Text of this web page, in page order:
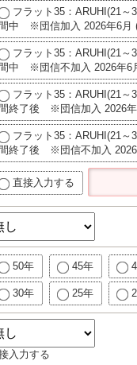
フラット35：ARUHI(21～
間中 ※団信加入 2026年6月
フラット35：ARUHI(21～
間中 ※団信不加入 2026年6
フラット35：ARUHI(21～
間終了後 ※団信加入 2026年
フラット35：ARUHI(21～
間終了後 ※団信不加入 2026
直接入力する
50年 45年
30年 25年
入力する